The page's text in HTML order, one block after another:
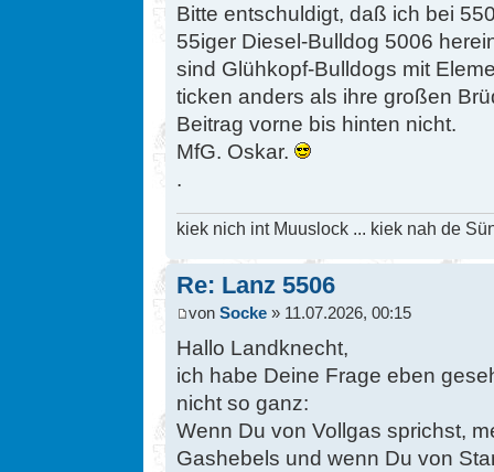
Bitte entschuldigt, daß ich bei
55iger Diesel-Bulldog 5006
sind Glühkopf-Bulldogs mit
ticken anders als ihre großen
Beitrag vorne bis hinten nicht.
MfG. Oskar.
.
kiek nich int Muuslock ... kiek nah de
Re: Lanz 5506
von Socke » 11.07.2026, 00:15
Hallo Landknecht,
ich habe Deine Frage eben
nicht so ganz:
Wenn Du von Vollgas sprichst,
Gashebels und wenn Du von